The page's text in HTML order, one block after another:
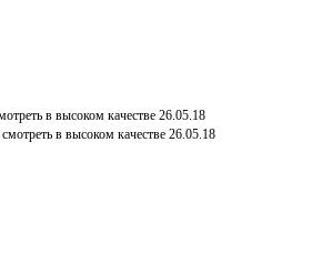
в высоком качестве 26.05.18
в высоком качестве 26.05.18